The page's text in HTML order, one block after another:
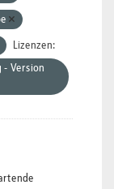
Lizenzen:
- Version